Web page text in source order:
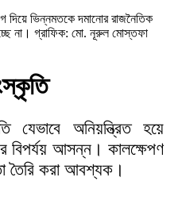
দিয়ে ভিন্নমতকে দমানোর রাজনৈতিক
না। গ্রাফিক: মো. নূরুল মোস্তফা
যেভাবে অনিয়ন্ত্রিত হয়ে
বিপর্যয় আসন্ন। কালক্ষেপণ
তৈরি করা আবশ্যক।